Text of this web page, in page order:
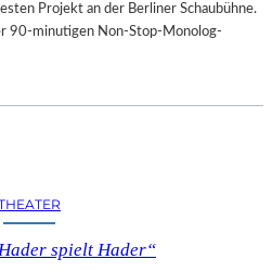
Projekt an der Berliner Schaubühne.
90-minutigen Non-Stop-Monolog-
spielt Hader“